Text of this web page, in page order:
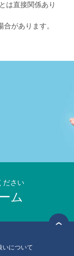
は直接関係あり
があります。
ださい
ム
いについて